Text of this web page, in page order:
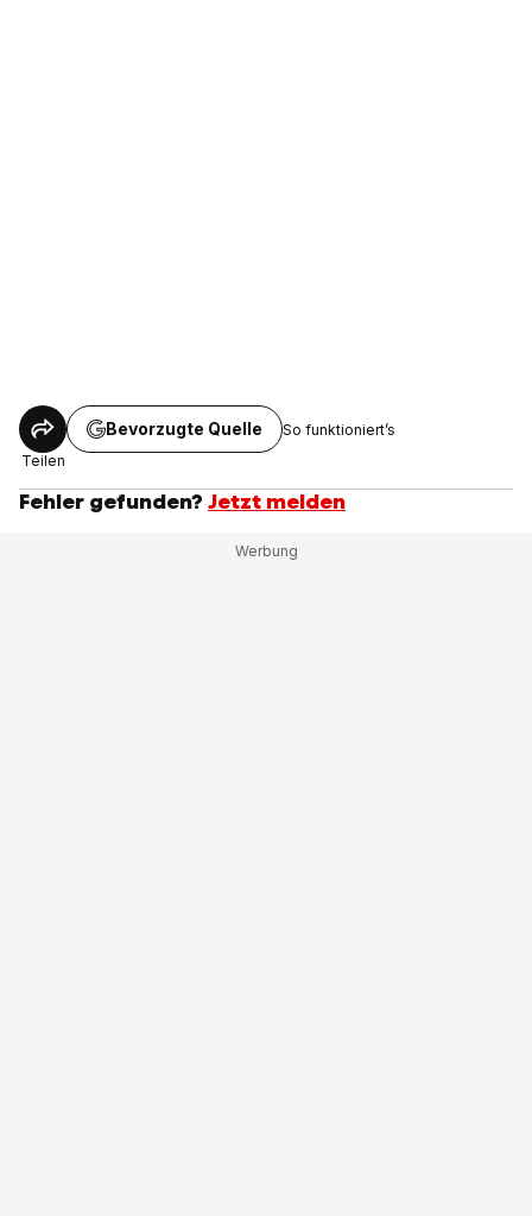
Teilen
Bevorzugte Quelle So funktioniert’s
Fehler gefunden? Jetzt melden